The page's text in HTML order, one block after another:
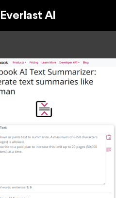
Everlast AI